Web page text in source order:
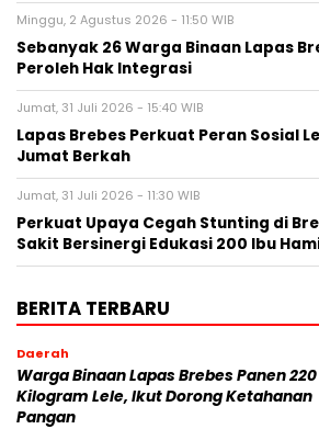
Minggu, 2 Agustus 2026 - 11:50 WIB
Sebanyak 26 Warga Binaan Lapas
Peroleh Hak Integrasi
Jumat, 31 Juli 2026 - 15:40 WIB
Lapas Brebes Perkuat Peran Sosial
Jumat Berkah
Jumat, 31 Juli 2026 - 11:30 WIB
Perkuat Upaya Cegah Stunting di
Sakit Bersinergi Edukasi 200 Ibu
BERITA TERBARU
Daerah
Warga Binaan Lapas Brebes Panen 220
Kilogram Lele, Ikut Dorong Ketahanan
Pangan